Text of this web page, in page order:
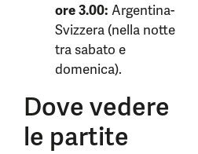
ore 3.00: Argentina-
Svizzera (nella notte
tra sabato e
domenica).
Dove vedere
le partite